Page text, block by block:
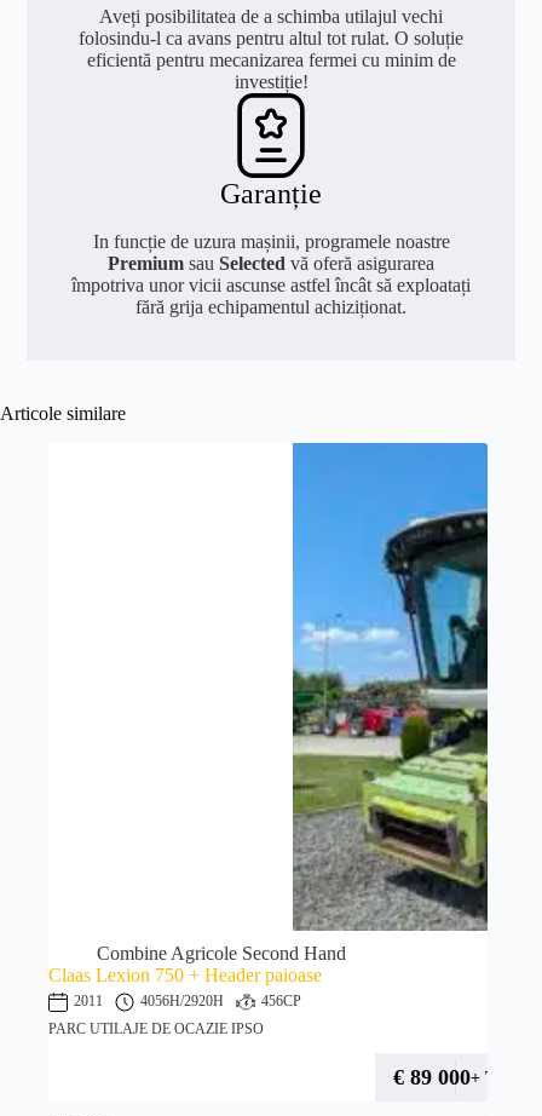
Aveți posibilitatea de a schimba utilajul vechi
folosindu-l ca avans pentru altul tot rulat. O soluție
eficientă pentru mecanizarea fermei cu minim de
investiție!
Garanție
In funcție de uzura mașinii, programele noastre
Premium sau Selected vă oferă asigurarea
împotriva unor vicii ascunse astfel încât să exploatați
fără grija echipamentul achiziționat.
Articole similare
Combine Agricole Second Hand
Claas Lexion 750 + Header paioase
2011 4056H/2920H
456CP
PARC UTILAJE DE OCAZIE IPSO
€ 89 000+ TVA